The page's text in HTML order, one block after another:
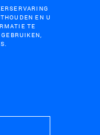
EN U
TE